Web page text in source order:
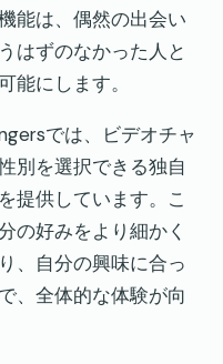
能は、偶然の出会い
はずのなかった人と
能にします。
では、ビデオチャ
別を選択できる独自
提供しています。こ
の好みをより細かく
、自分の興味に合っ
、全体的な体験が向